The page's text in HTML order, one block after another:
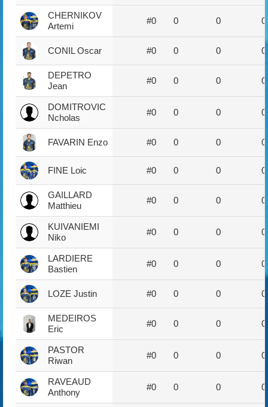
CHERNIKOV
Artemi
#0 0 0 0
CONIL Oscar #0 0 0 0
DEPETRO
Jean
#0 0 0 0
DOMITROVIC
Ncholas
#0 0 0 0
FAVARIN Enzo #0 0 0 0
FINE Loic #0 0 0 0
GAILLARD
Matthieu
#0 0 0 0
KUIVANIEMI
Niko
#0 0 0 0
LARDIERE
Bastien
#0 0 0 0
LOZE Justin #0 0 0 0
MEDEIROS
Eric
#0 0 0 0
PASTOR
Riwan
#0 0 0 0
RAVEAUD
Anthony
#0 0 0 0